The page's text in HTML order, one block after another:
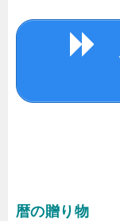
暦の贈り物